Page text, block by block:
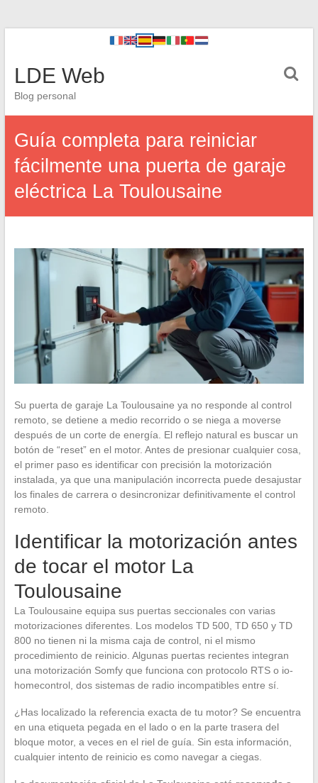
LDE Web
Blog personal
Guía completa para reiniciar
fácilmente una puerta de garaje
eléctrica La Toulousaine
Su puerta de garaje La Toulousaine ya no responde al control
remoto, se detiene a medio recorrido o se niega a moverse
después de un corte de energía. El reflejo natural es buscar un
botón de “reset” en el motor. Antes de presionar cualquier cosa,
el primer paso es identificar con precisión la motorización
instalada, ya que una manipulación incorrecta puede desajustar
los finales de carrera o desincronizar definitivamente el control
remoto.
Identificar la motorización antes
de tocar el motor La
Toulousaine
La Toulousaine equipa sus puertas seccionales con varias
motorizaciones diferentes. Los modelos TD 500, TD 650 y TD
800 no tienen ni la misma caja de control, ni el mismo
procedimiento de reinicio. Algunas puertas recientes integran
una motorización Somfy que funciona con protocolo RTS o io-
homecontrol, dos sistemas de radio incompatibles entre sí.
¿Has localizado la referencia exacta de tu motor? Se encuentra
en una etiqueta pegada en el lado o en la parte trasera del
bloque motor, a veces en el riel de guía. Sin esta información,
cualquier intento de reinicio es como navegar a ciegas.